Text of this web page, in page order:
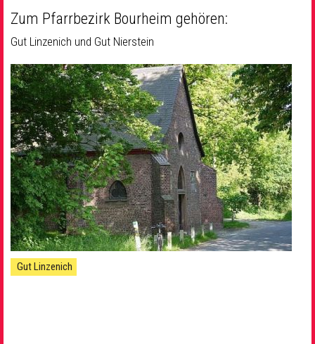
Zum Pfarrbezirk Bourheim gehören:
Gut Linzenich und Gut Nierstein
Gut Linzenich